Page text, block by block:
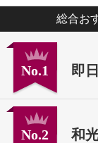
総合お
No.1 即
No.2 和